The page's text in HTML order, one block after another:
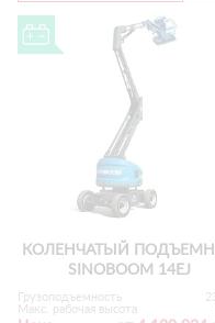
КОЛЕНЧАТЫЙ
SINOBOOM 14EJ
Грузоподъемность
Макс. рабочая высота